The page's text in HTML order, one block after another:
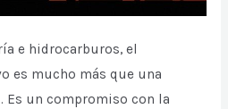
e hidrocarburos, el
es mucho más que una
un compromiso con la